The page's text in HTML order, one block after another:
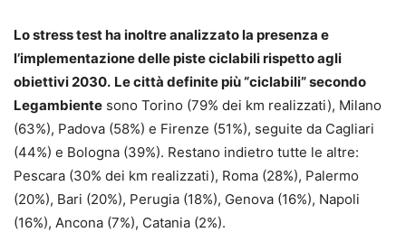
Lo stress test ha inoltre analizzato la presenza e
l’implementazione delle piste ciclabili rispetto agli
obiettivi 2030. Le città definite più “ciclabili” secondo
Legambiente sono Torino (79% dei km realizzati), Milano
(63%), Padova (58%) e Firenze (51%), seguite da Cagliari
(44%) e Bologna (39%). Restano indietro tutte le altre:
Pescara (30% dei km realizzati), Roma (28%), Palermo
(20%), Bari (20%), Perugia (18%), Genova (16%), Napoli
(16%), Ancona (7%), Catania (2%).